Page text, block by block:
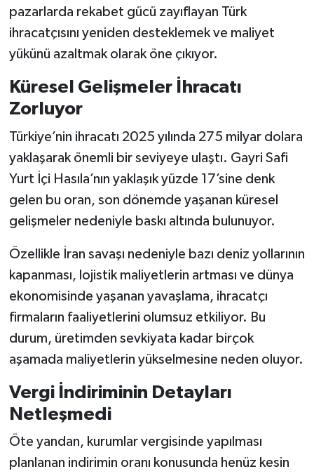
pazarlarda rekabet gücü zayıflayan Türk
ihracatçısını yeniden desteklemek ve maliyet
yükünü azaltmak olarak öne çıkıyor.
Küresel Gelişmeler İhracatı
Zorluyor
Türkiye’nin ihracatı 2025 yılında 275 milyar dolara
yaklaşarak önemli bir seviyeye ulaştı. Gayri Safi
Yurt İçi Hasıla’nın yaklaşık yüzde 17’sine denk
gelen bu oran, son dönemde yaşanan küresel
gelişmeler nedeniyle baskı altında bulunuyor.
Özellikle İran savaşı nedeniyle bazı deniz yollarının
kapanması, lojistik maliyetlerin artması ve dünya
ekonomisinde yaşanan yavaşlama, ihracatçı
firmaların faaliyetlerini olumsuz etkiliyor. Bu
durum, üretimden sevkiyata kadar birçok
aşamada maliyetlerin yükselmesine neden oluyor.
Vergi İndiriminin Detayları
Netleşmedi
Öte yandan, kurumlar vergisinde yapılması
planlanan indirimin oranı konusunda henüz kesin